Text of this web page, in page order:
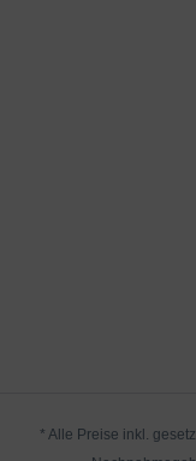
* Alle Preise inkl.